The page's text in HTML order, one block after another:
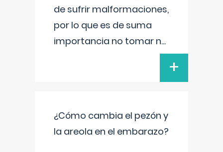
de sufrir malformaciones,
por lo que es de suma
importancia no tomar n...
+
¿Cómo cambia el pezón y
la areola en el embarazo?